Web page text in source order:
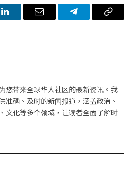
LinkedIn电
Telegram复
您带来全球华人社区的最新资讯。我
准确、及时的新闻报道，涵盖政治、
文化等多个领域，让读者全面了解时